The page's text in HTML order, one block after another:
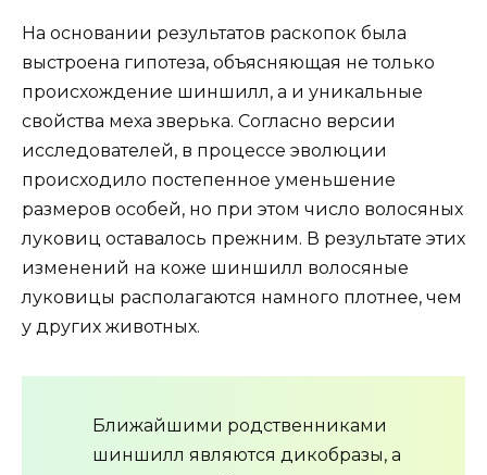
На основании результатов раскопок была
выстроена гипотеза, объясняющая не только
происхождение шиншилл, а и уникальные
свойства меха зверька. Согласно версии
исследователей, в процессе эволюции
происходило постепенное уменьшение
размеров особей, но при этом число волосяных
луковиц оставалось прежним. В результате этих
изменений на коже шиншилл волосяные
луковицы располагаются намного плотнее, чем
у других животных.
Ближайшими родственниками
шиншилл являются дикобразы, а